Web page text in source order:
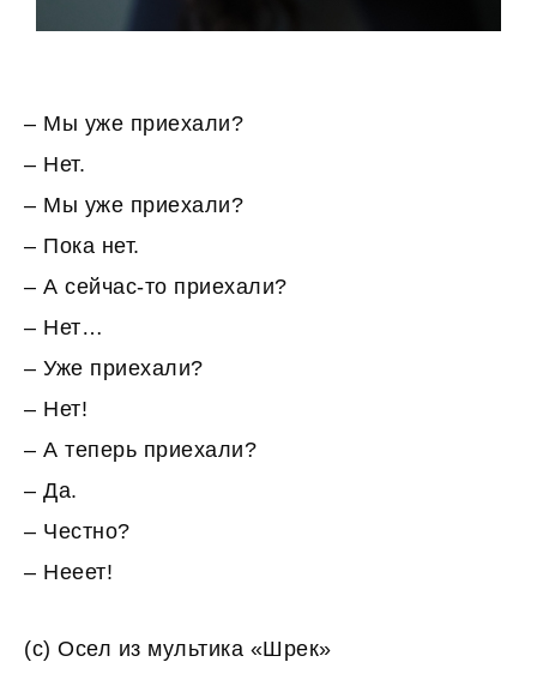
– Мы уже приехали?
– Нет.
– Мы уже приехали?
– Пока нет.
– А сейчас-то приехали?
– Нет…
– Уже приехали?
– Нет!
– А теперь приехали?
– Да.
– Честно?
– Нееет!
(с) Осел из мультика «Шрек»